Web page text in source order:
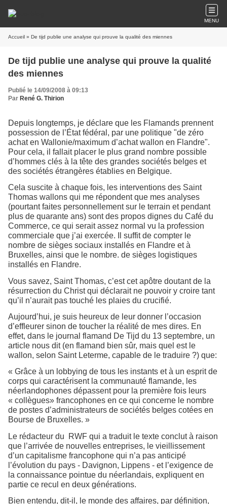
MENU
Accueil » De tijd publie une analyse qui prouve la qualité des miennes
De tijd publie une analyse qui prouve la qualité
des miennes
Publié le 14/09/2008 à 09:13
Par René G. Thirion
Depuis longtemps, je déclare que les Flamands prennent
possession de l’État fédéral, par une politique "de zéro
achat en Wallonie/maximum d’achat wallon en Flandre".
Pour cela, il fallait placer le plus grand nombre possible
d’hommes clés à la tête des grandes sociétés belges et
des sociétés étrangères établies en Belgique.
Cela suscite à chaque fois, les interventions des Saint
Thomas wallons qui me répondent que mes analyses
(pourtant faites personnellement sur le terrain et pendant
plus de quarante ans) sont des propos dignes du Café du
Commerce, ce qui serait assez normal vu la profession
commerciale que j’ai exercée. Il suffit de compter le
nombre de sièges sociaux installés en Flandre et à
Bruxelles, ainsi que le nombre. de sièges logistiques
installés en Flandre.
Vous savez, Saint Thomas, c’est cet apôtre doutant de la
résurrection du Christ qui déclarait ne pouvoir y croire tant
qu’il n’aurait pas touché les plaies du crucifié.
Aujourd’hui, je suis heureux de leur donner l’occasion
d’effleurer sinon de toucher la réalité de mes dires. En
effet, dans le journal flamand De Tijd du 13 septembre, un
article nous dit (en flamand bien sûr, mais quel est le
wallon, selon Saint Leterme, capable de le traduire ?) que:
« Grâce à un lobbying de tous les instants et à un esprit de
corps qui caractérisent la communauté flamande, les
néerlandophones dépassent pour la première fois leurs
« collègues» francophones en ce qui concerne le nombre
de postes d’administrateurs de sociétés belges cotées en
Bourse de Bruxelles. »
Le rédacteur du
RWF qui a traduit le texte conclut à raison
que l’arrivée de nouvelles entreprises, le vieillissement
d’un capitalisme francophone qui n’a pas anticipé
l’évolution du pays - Davignon, Lippens - et l’exigence de
la connaissance pointue du néerlandais, expliquent en
partie ce recul en deux générations.
Bien entendu, dit-il, le monde des affaires, par définition,